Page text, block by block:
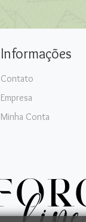
Informações
Contato
Empresa
Minha Conta